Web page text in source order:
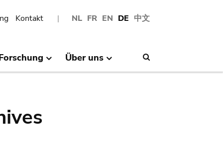
NL FR EN DE 中文
Kontakt
Über uns